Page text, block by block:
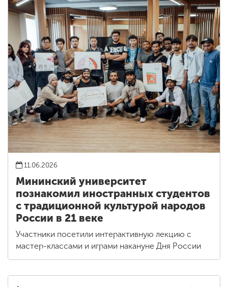
11.06.2026
Мининский университет
познакомил иностранных студентов
с традиционной культурой народов
России в 21 веке
Участники посетили интерактивную лекцию с
мастер-классами и играми накануне Дня России